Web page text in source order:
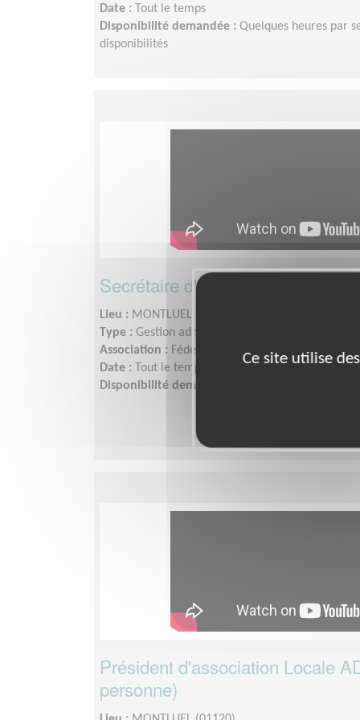
Date :
Tout le temps
Disponibilité demandée : Quelques heures par
disponibilités
Secrétaire d'association Locale
Lieu : MONTLUEL (01120)
Type : Gestion administrative, Secrétariat
Association : Fédération ADMR de l'Ain
Date :
Tout le temps
Disponibilité demandée :
Président d'association Locale
personne)
Ce site utilise